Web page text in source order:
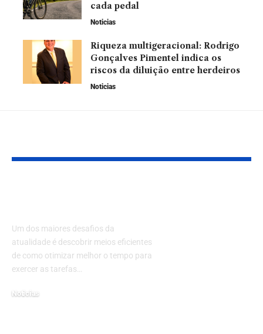
cada pedal
Noticias
Riqueza multigeracional: Rodrigo
Gonçalves Pimentel indica os
riscos da diluição entre herdeiros
Noticias
Um dos maiores desafios da
atualidade é descobrir meios eficientes
de como otimizar melhor o tempo para
exercer as tarefas…
Noticias